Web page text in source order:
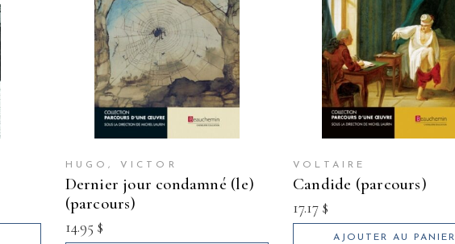
HUGO, VICTOR
dernier jour condamné (le)
(parcours)
14.95 $
VOLTAIRE
candide (parcours)
17.17 $
AJOUTER AU PANIER